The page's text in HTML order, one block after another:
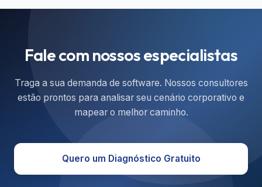
Fale com nossos especialistas
Traga a sua demanda de software. Nossos consultores
estão prontos para analisar seu cenário corporativo e
mapear o melhor caminho.
Quero um Diagnóstico Gratuito